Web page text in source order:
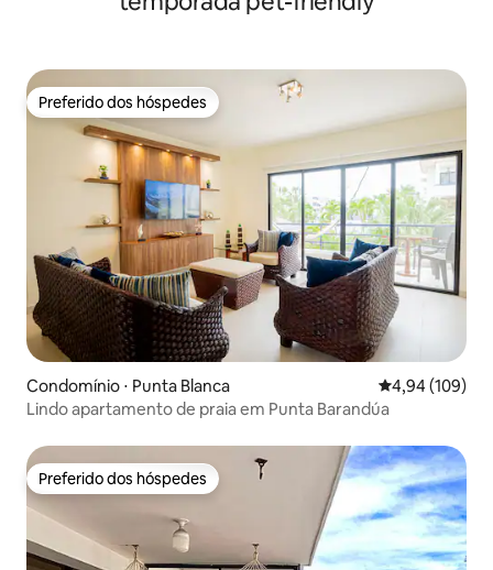
Preferido dos hóspedes
Preferido dos hóspedes
Condomínio ⋅ Punta Blanca 4,94 de uma
4,94 (109)
Lindo apartamento de praia em Punta Barandúa
Preferido dos hóspedes
Preferido dos hóspedes